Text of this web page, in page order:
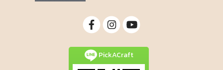
PickACraft